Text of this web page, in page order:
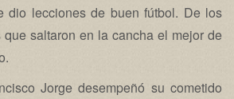
dio lecciones de buen fútbol. De los
saltaron en la cancha el mejor de
Jorge desempeñó su cometido